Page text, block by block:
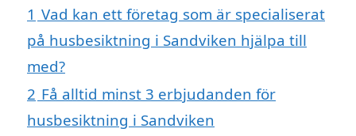
1 Vad kan ett företag som är specialiserat
på husbesiktning i Sandviken hjälpa till
med?
2 Få alltid minst 3 erbjudanden för
husbesiktning i Sandviken